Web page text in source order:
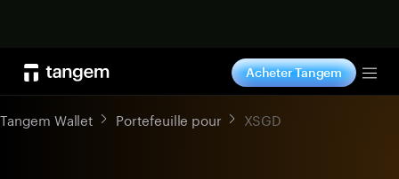
Acheter Tangem
Tangem Wallet Portefeuille pour XSGD